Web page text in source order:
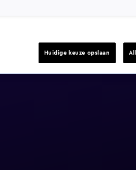
Huidige keuze opslaan